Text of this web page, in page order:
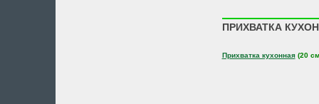
ПРИХВАТКА КУХОН.
Прихватка кухонная(20